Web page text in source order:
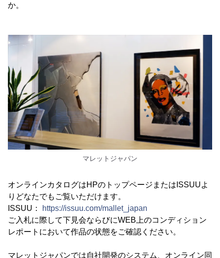
か。
マレットジャパン
オンラインカタログはHPのトップページまたはISSUUよ
りどなたでもご覧いただけます。
ISSUU：
https://issuu.com/mallet_japan
ご入札に際して下見会ならびにWEB上のコンディション
レポートにおいて作品の状態をご確認ください。
マレットジャパンでは自社開発のシステム、オンライン同